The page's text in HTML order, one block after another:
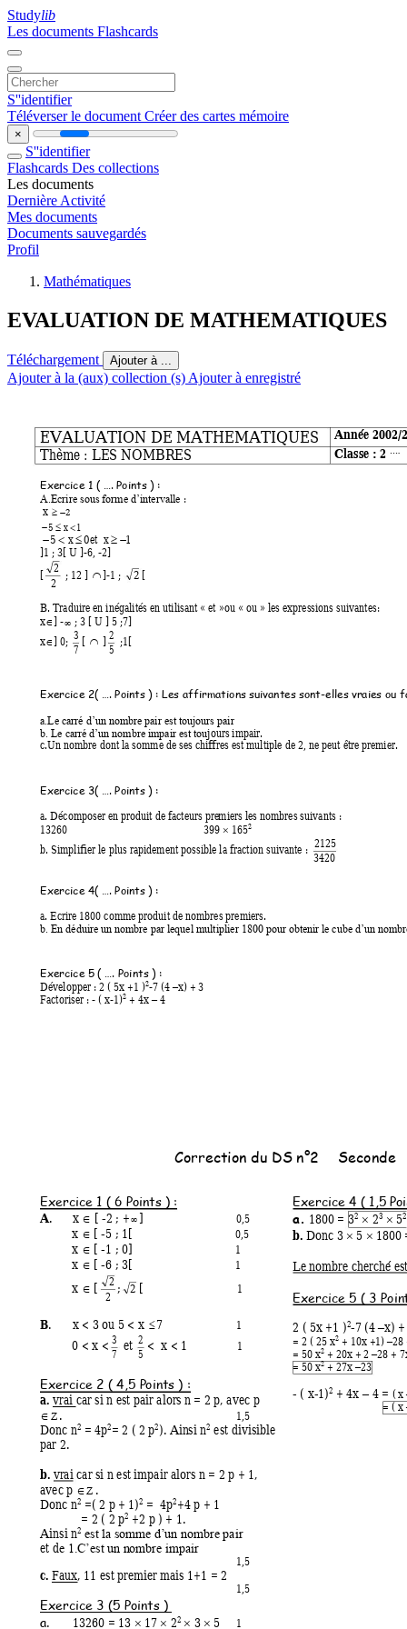
Studylib
Les documents Flashcards
S''identifier
Téléverser le document Créer des cartes mémoire
×
S''identifier
Flashcards Des collections
Les documents
Dernière Activité
Mes documents
Documents sauvegardés
Profil
Mathématiques
EVALUATION DE MATHEMATIQUES
Téléchargement Ajouter à ...
Ajouter à la (aux) collection (s) Ajouter à enregistré
EVALUATION DE MATHEMATIQUES Année 2002/
Thème : LES NOMBRES Classe : 2 ….
Exercice 1 ( …. Points ) :
A.Ecrire sous forme d’intervalle :
x 2


1
5 

 x
0
5 

 x et 1


x
]1 ; 3[ U ]-6, -2]
[
2
2 ; 12 ]  ]-1 ; 2[
B. Traduire en inégalités en utilisant « et »ou « ou » les expressions suivantes:
x] -
; 3 [ U ] 5 ;7]
x] 0;
7
3 [  ]
5
2 ;1[
Exercice 2( …. Points ) : Les affirmations suivantes sont-elles vraies ou
a.Le carré d’un nombre pair est toujours pair
b. Le carré d’un nombre impair est toujours impair.
c.Un nombre dont la somme de ses chiffres est multiple de 2, ne peut être premier.
Exercice 3( …. Points ) :
a. Décomposer en produit de facteurs premiers les nombres suivants :
13260
399  1652
b. Simplifier le plus rapidement possible la fraction suivante :
3420
2125
Exercice 4( …. Points ) :
a. Ecrire 1800 comme produit de nombres premiers.
b. En déduire un nombre par lequel multiplier 1800 pour obtenir le cube d’un
Exercice 5 ( …. Points ) :
Développer : 2 ( 5x +1 )2-7 (4 –x) + 3
Factoriser : - ( x-1)2 + 4x – 4
Correction du DS n°2 Seconde
Exercice 1 ( 6 Points ) :
A. x  [ -2 ; +  ] 0,5
x  [ -5 ; 1[ 0,5
x  [ -1 ; 0] 1
x  [ -6 ; 3[ 1
x  [ 2
2 ; 2 [ 1
B. x < 3 ou 5 < x  7 1
0 < x < 7
3 et 5
2 <  x < 1 1
Exercice 2 ( 4,5 Points ) :
a. vrai car si n est pair alors n = 2 p, avec p
  . 1,5
Donc n2 = 4p2= 2 ( 2 p2). Ainsi n2 est divisible
par 2.
b. vrai car si n est impair alors n = 2 p + 1,
avec p   .
Donc n2 =( 2 p + 1)2 =  4p2+4 p + 1
= 2 ( 2 p2 +2 p ) + 1.
Ainsi n2 est la somme d’un nombre pair
et de 1.C’est un nombre impair
1,5
c. Faux, 11 est premier mais 1+1 = 2
1,5
Exercice 3 (5 Points )
a.
13260 = 13  17  22  3  5 1
Exercice 4 ( 1,5
a. 1800 = 32  23  52
b. Donc 3  5  1800
Le nombre cherché
Exercice 5 ( 3 Poin
2 ( 5x +1 )2-7 (4 –x)
= 2 ( 25 x2 + 10x +1) –
= 50 x2 + 20x + 2 –28 +
= 50 x2 + 27x –23
- ( x-1)2 + 4x – 4 = ( x
= ( x